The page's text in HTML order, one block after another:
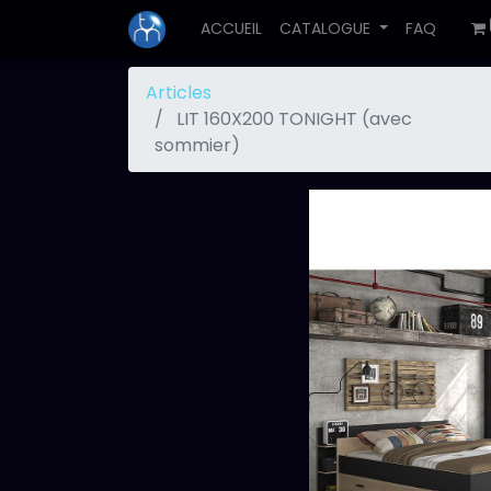
ACCUEIL CATALOGUE FAQ
Articles
LIT 160X200 TONIGHT (avec
sommier)